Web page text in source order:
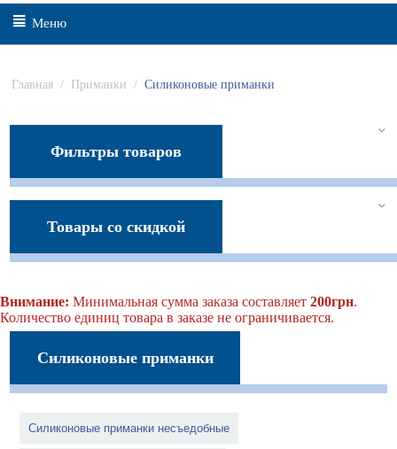
Меню
Главная / Приманки / Силиконовые приманки
Фильтры товаров
Товары со скидкой
Внимание: Минимальная сумма заказа составляет 200грн.
Количество единиц товара в заказе не ограничивается.
Силиконовые приманки
Силиконовые приманки несъедобные